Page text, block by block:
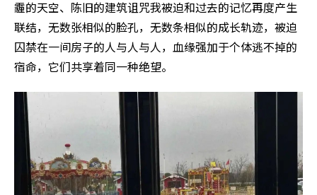
霾的天空、陈旧的建筑诅咒我被迫和过去的记忆再度产生
联结，无数张相似的脸孔，无数条相似的成长轨迹，被迫
囚禁在一间房子的人与人与人，血缘强加于个体逃不掉的
宿命，它们共享着同一种绝望。